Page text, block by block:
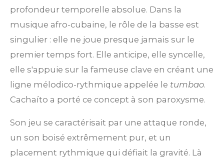
profondeur temporelle absolue. Dans la
musique afro-cubaine, le rôle de la basse est
singulier : elle ne joue presque jamais sur le
premier temps fort. Elle anticipe, elle syncelle,
elle s'appuie sur la fameuse clave en créant une
ligne mélodico-rythmique appelée le tumbao.
Cachaíto a porté ce concept à son paroxysme.
Son jeu se caractérisait par une attaque ronde,
un son boisé extrêmement pur, et un
placement rythmique qui défiait la gravité. Là